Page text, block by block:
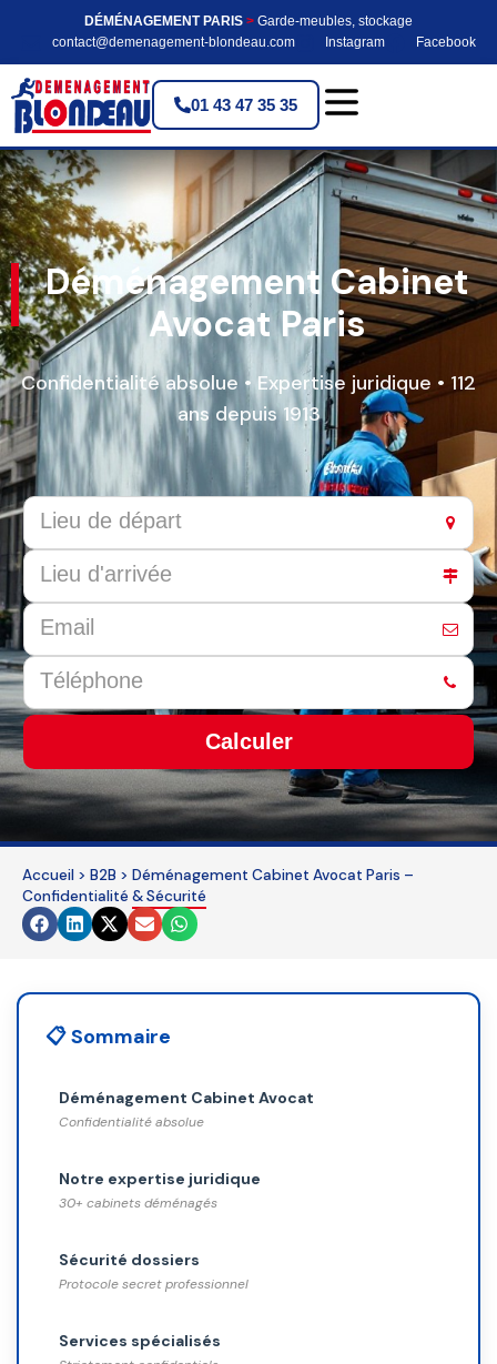
DÉMÉNAGEMENT PARIS > Garde-meubles, stockage
contact@demenagement-blondeau.com
Instagram Facebook
01 43 47 35 35
Déménagement Cabinet
Avocat Paris
Confidentialité absolue • Expertise juridique • 112
ans depuis 1913
Calculer
This
field
should
be
left
blank
Accueil > B2B > Déménagement Cabinet Avocat Paris –
Confidentialité & Sécurité
📋 Sommaire
Déménagement Cabinet Avocat
Confidentialité absolue
Notre expertise juridique
30+ cabinets déménagés
Sécurité dossiers
Protocole secret professionnel
Services spécialisés